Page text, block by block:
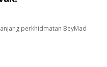
perkhidmatan BeyMad